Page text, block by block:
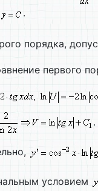
.
порядка,
первого
условием